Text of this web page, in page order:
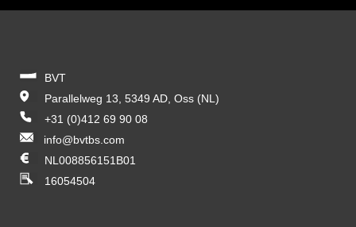
BVT
Parallelweg 13, 5349 AD, Oss (NL)
+31 (0)412 69 90 08
info@bvtbs.com
NL008856151B01
16054504